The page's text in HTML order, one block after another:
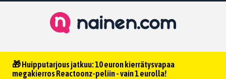
🎁 Huipputarjous jatkuu: 10 euron kierrätysvapaa
megakierros Reactoonz-peliin - vain 1 eurolla!